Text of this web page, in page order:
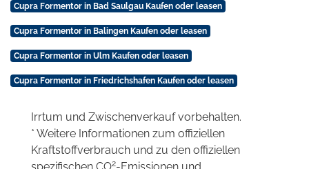
Cupra Formentor in Bad Saulgau Kaufen oder leasen
Cupra Formentor in Balingen Kaufen oder leasen
Cupra Formentor in Ulm Kaufen oder leasen
Cupra Formentor in Friedrichshafen Kaufen oder leasen
Irrtum und Zwischenverkauf vorbehalten.
* Weitere Informationen zum offiziellen
Kraftstoffverbrauch und zu den offiziellen
2